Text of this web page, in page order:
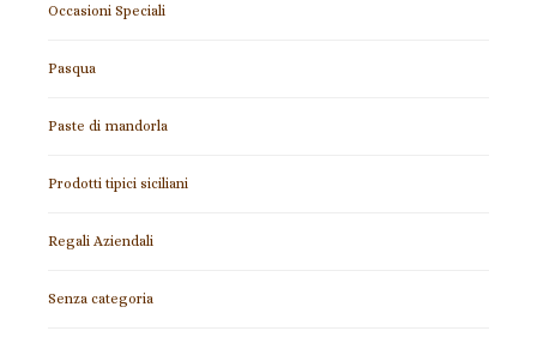
Occasioni Speciali
Pasqua
Paste di mandorla
Prodotti tipici siciliani
Regali Aziendali
Senza categoria